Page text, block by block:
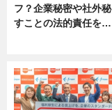
フ？企業秘密や社外
すことの法的責任を…